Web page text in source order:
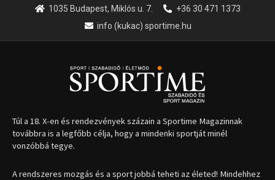
1035 Budapest, Miklós u. 7.
+36 30 471 1373
info (kukac) sportime.hu
Túl a 18. X-en és rendezvények százain a Sportime Magazinnak
továbbra is a legfőbb célja, hogy a mindenki sportját minél
vonzóbbá tegye.
A rendszeres mozgás és a sport jobbá teheti az életed! Mindehhez